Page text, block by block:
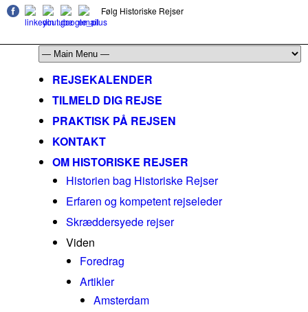
Følg Historiske Rejser
REJSEKALENDER
TILMELD DIG REJSE
PRAKTISK PÅ REJSEN
KONTAKT
OM HISTORISKE REJSER
Historien bag Historiske Rejser
Erfaren og kompetent rejseleder
Skræddersyede rejser
Viden
Foredrag
Artikler
Amsterdam